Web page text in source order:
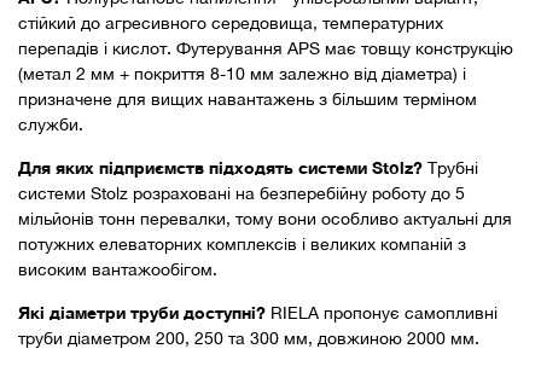
стійкий до агресивного середовища, температурних
перепадів і кислот. Футерування APS має товщу конструкцію
(метал 2 мм + покриття 8-10 мм залежно від діаметра) і
призначене для вищих навантажень з більшим терміном
служби.
Для яких підприємств підходять системи Stolz? Трубні
системи Stolz розраховані на безперебійну роботу до 5
мільйонів тонн перевалки, тому вони особливо актуальні для
потужних елеваторних комплексів і великих компаній з
високим вантажообігом.
Які діаметри труби доступні? RIELA пропонує самопливні
труби діаметром 200, 250 та 300 мм, довжиною 2000 мм.